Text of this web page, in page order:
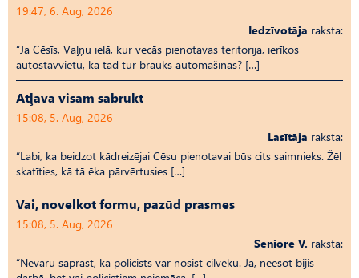
19:47, 6. Aug, 2026
Iedzīvotāja raksta:
“Ja Cēsīs, Vaļņu ielā, kur vecās pienotavas teritorija, ierīkos
autostāvvietu, kā tad tur brauks automašīnas? […]
Atļāva visam sabrukt
15:08, 5. Aug, 2026
Lasītāja raksta:
“Labi, ka beidzot kādreizējai Cēsu pienotavai būs cits saimnieks. Žēl
skatīties, kā tā ēka pārvērtusies […]
Vai, novelkot formu, pazūd prasmes
15:08, 5. Aug, 2026
Seniore V. raksta:
“Nevaru saprast, kā policists var nosist cilvēku. Jā, neesot bijis